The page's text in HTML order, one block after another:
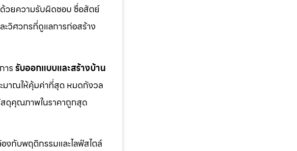
วยความรับผิดชอบ ซื่อสัตย์
วิศวกรที่ดูแลการก่อสร้าง
ารรับออกแบบและสร้างบ้าน
มาณให้คุ้มค่าที่สุด หมดกังวล
สดุคุณภาพในราคาถูกสุด
งกับพฤติกรรมและไลฟ์สไตล์